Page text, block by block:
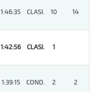
1:46:35 CLASI. 10 14
1:42:56 CLASI. 1
1:39:15 COND. 2 2